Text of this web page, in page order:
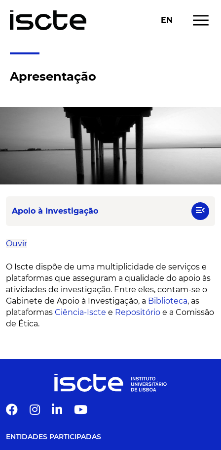
EN menu
Apresentação
Apoio à Investigação menu_open
Ouvir
O Iscte dispõe de uma multiplicidade de serviços e
plataformas que asseguram a qualidade do apoio às
atividades de investigação. Entre eles, contam-se o
Gabinete de Apoio à Investigação, a Biblioteca, as
plataformas Ciência-Iscte e Repositório e a Comissão
de Ética.
ENTIDADES PARTICIPADAS